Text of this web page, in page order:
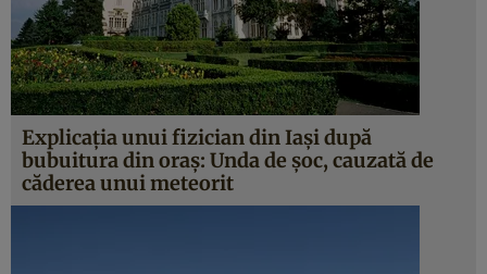
Explicaţia unui fizician din Iaşi după
bubuitura din oraş: Unda de şoc, cauzată de
căderea unui meteorit